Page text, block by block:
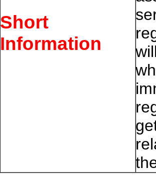
Short
Information